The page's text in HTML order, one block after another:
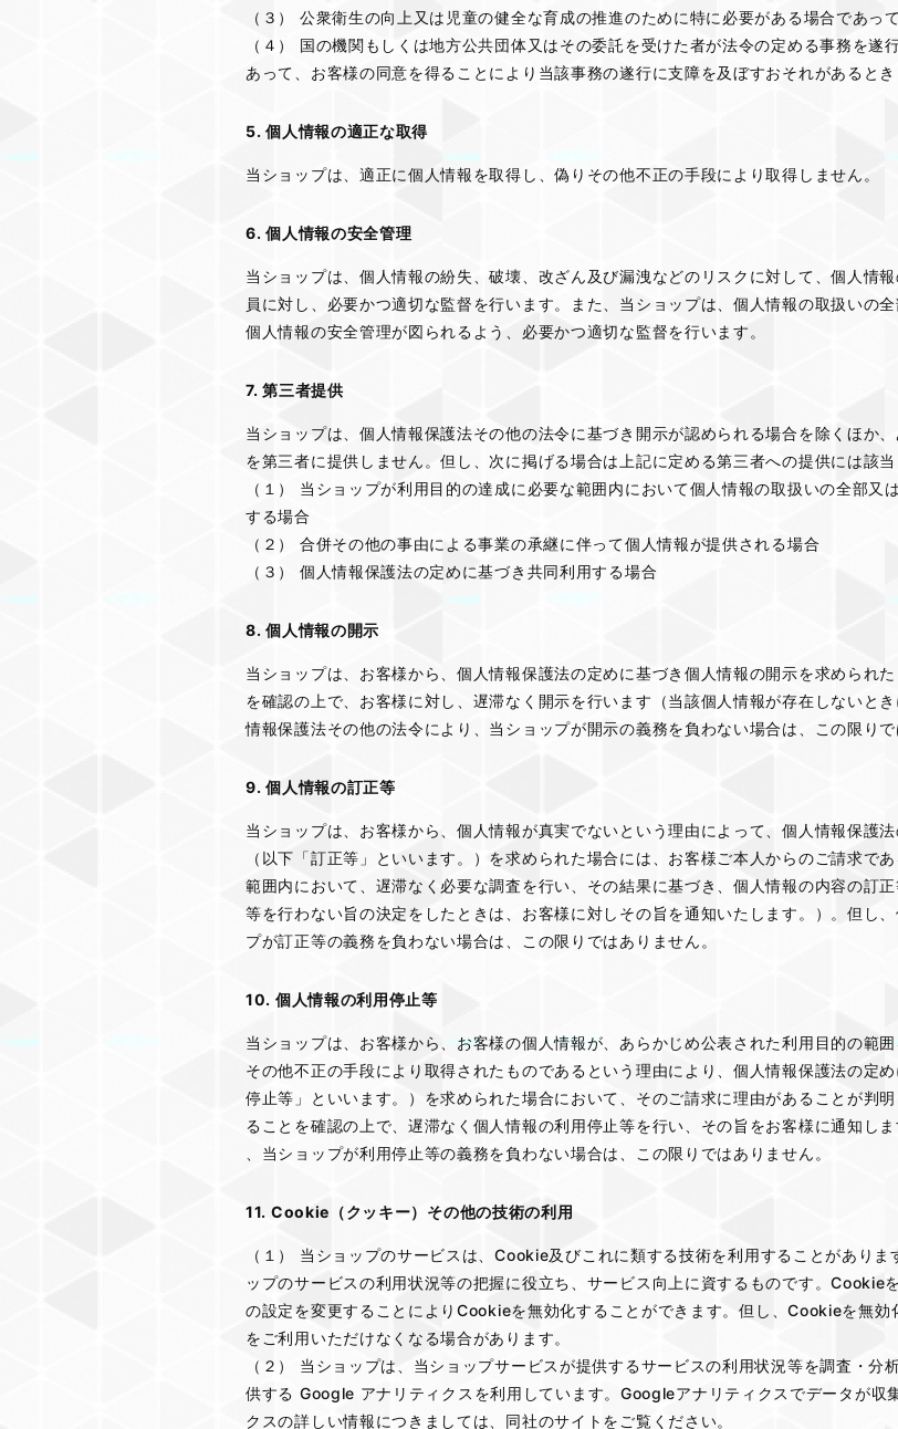
（３） 公衆衛生の向上又は児童の健全な育成の推進のために特に必要がある場合であっ
（４） 国の機関もしくは地方公共団体又はその委託を受けた者が法令の定める事務を
あって、お客様の同意を得ることにより当該事務の遂行に支障を及ぼすおそれがあるとき
5. 個人情報の適正な取得
当ショップは、適正に個人情報を取得し、偽りその他不正の手段により取得しません。
6. 個人情報の安全管理
当ショップは、個人情報の紛失、破壊、改ざん及び漏洩などのリスクに対して、個人情
員に対し、必要かつ適切な監督を行います。また、当ショップは、個人情報の取扱いの
個人情報の安全管理が図られるよう、必要かつ適切な監督を行います。
7. 第三者提供
当ショップは、個人情報保護法その他の法令に基づき開示が認められる場合を除くほか
を第三者に提供しません。但し、次に掲げる場合は上記に定める第三者への提供には該当
（１） 当ショップが利用目的の達成に必要な範囲内において個人情報の取扱いの全部
する場合
（２） 合併その他の事由による事業の承継に伴って個人情報が提供される場合
（３） 個人情報保護法の定めに基づき共同利用する場合
8. 個人情報の開示
当ショップは、お客様から、個人情報保護法の定めに基づき個人情報の開示を求められ
を確認の上で、お客様に対し、遅滞なく開示を行います（当該個人情報が存在しないと
情報保護法その他の法令により、当ショップが開示の義務を負わない場合は、この限りで
9. 個人情報の訂正等
当ショップは、お客様から、個人情報が真実でないという理由によって、個人情報保護
（以下「訂正等」といいます。）を求められた場合には、お客様ご本人からのご請求で
範囲内において、遅滞なく必要な調査を行い、その結果に基づき、個人情報の内容の訂
等を行わない旨の決定をしたときは、お客様に対しその旨を通知いたします。）。但し
プが訂正等の義務を負わない場合は、この限りではありません。
10. 個人情報の利用停止等
当ショップは、お客様から、お客様の個人情報が、あらかじめ公表された利用目的の範
その他不正の手段により取得されたものであるという理由により、個人情報保護法の定
停止等」といいます。）を求められた場合において、そのご請求に理由があることが判
ることを確認の上で、遅滞なく個人情報の利用停止等を行い、その旨をお客様に通知し
、当ショップが利用停止等の義務を負わない場合は、この限りではありません。
11. Cookie（クッキー）その他の技術の利用
（１） 当ショップのサービスは、Cookie及びこれに類する技術を利用することがあり
ップのサービスの利用状況等の把握に役立ち、サービス向上に資するものです。Cookie
の設定を変更することによりCookieを無効化することができます。但し、Cookieを無
をご利用いただけなくなる場合があります。
（２） 当ショップは、当ショップサービスが提供するサービスの利用状況等を調査・
供する Google アナリティクスを利用しています。Googleアナリティクスでデータが収
クスの詳しい情報につきましては、同社のサイトをご覧ください。